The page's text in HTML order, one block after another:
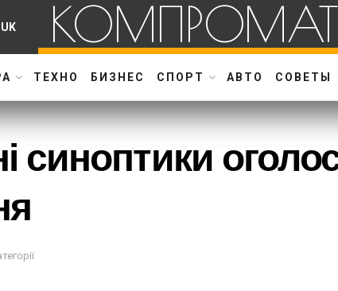
UK
ТЕХНО БИЗНЕС СПОРТ АВТО СОВЕТЫ
синоптики